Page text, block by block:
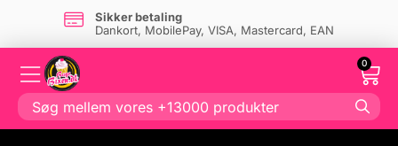
Sikker betaling
Dankort, MobilePay, VISA, Mastercard, EAN
0